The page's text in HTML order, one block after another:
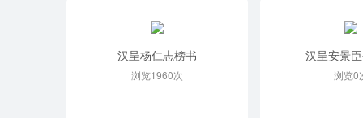
汉呈杨仁志榜书
浏览1960次
汉呈安景
浏览0